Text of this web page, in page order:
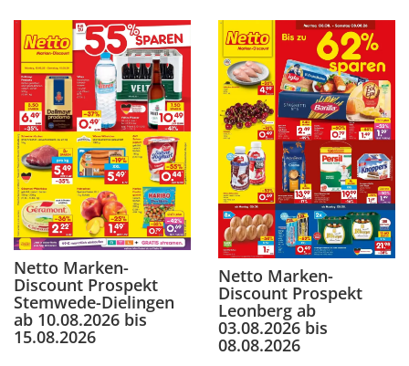
Netto Marken-
Discount Prospekt
Stemwede-Dielingen
ab 10.08.2026 bis
15.08.2026
Netto Marken-
Discount Prospekt
Leonberg ab
03.08.2026 bis
08.08.2026